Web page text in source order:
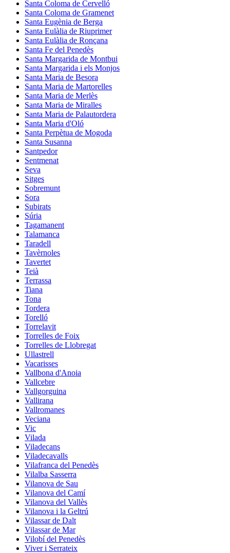
Santa Coloma de Cervelló
Santa Coloma de Gramenet
Santa Eugènia de Berga
Santa Eulàlia de Riuprimer
Santa Eulàlia de Ronçana
Santa Fe del Penedès
Santa Margarida de Montbui
Santa Margarida i els Monjos
Santa Maria de Besora
Santa Maria de Martorelles
Santa Maria de Merlès
Santa Maria de Miralles
Santa Maria de Palautordera
Santa Maria d'Oló
Santa Perpètua de Mogoda
Santa Susanna
Santpedor
Sentmenat
Seva
Sitges
Sobremunt
Sora
Subirats
Súria
Tagamanent
Talamanca
Taradell
Tavèrnoles
Tavertet
Teià
Terrassa
Tiana
Tona
Tordera
Torelló
Torrelavit
Torrelles de Foix
Torrelles de Llobregat
Ullastrell
Vacarisses
Vallbona d'Anoia
Vallcebre
Vallgorguina
Vallirana
Vallromanes
Veciana
Vic
Vilada
Viladecans
Viladecavalls
Vilafranca del Penedès
Vilalba Sasserra
Vilanova de Sau
Vilanova del Camí
Vilanova del Vallès
Vilanova i la Geltrú
Vilassar de Dalt
Vilassar de Mar
Vilobí del Penedès
Viver i Serrateix